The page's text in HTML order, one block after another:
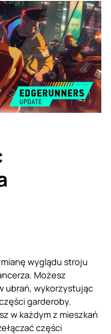
wyglądu stroju
Możesz
ubrań, wykorzystując
garderoby.
w każdym z mieszkań
części